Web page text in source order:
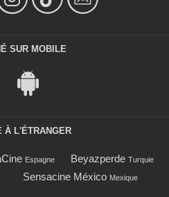
SUR MOBILE
À L'ÉTRANGER
Espagne Beyazperde Turquie
Sensacine México Mexique